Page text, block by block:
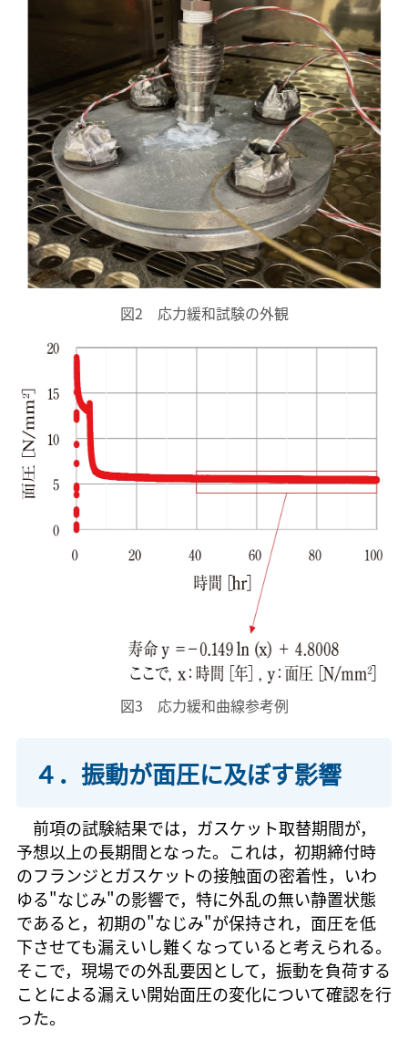
図2 応力緩和試験の外観
図3 応力緩和曲線参考例
４．振動が面圧に及ぼす影響
前項の試験結果では，ガスケット取替期間が，
予想以上の長期間となった。これは，初期締付時
のフランジとガスケットの接触面の密着性，いわ
ゆる"なじみ"の影響で，特に外乱の無い静置状態
であると，初期の"なじみ"が保持され，面圧を低
下させても漏えいし難くなっていると考えられる。
そこで，現場での外乱要因として，振動を負荷する
ことによる漏えい開始面圧の変化について確認を行
った。